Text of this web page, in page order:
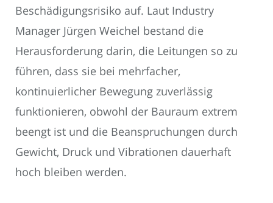
Beschädigungsrisiko auf. Laut Industry
Manager Jürgen Weichel bestand die
Herausforderung darin, die Leitungen so zu
führen, dass sie bei mehrfacher,
kontinuierlicher Bewegung zuverlässig
funktionieren, obwohl der Bauraum extrem
beengt ist und die Beanspruchungen durch
Gewicht, Druck und Vibrationen dauerhaft
hoch bleiben werden.